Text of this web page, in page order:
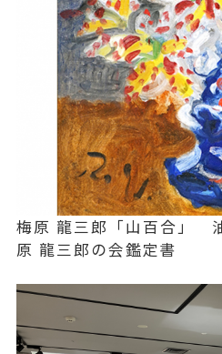
梅原 龍三郎「山百合」
原 龍三郎の会鑑定書